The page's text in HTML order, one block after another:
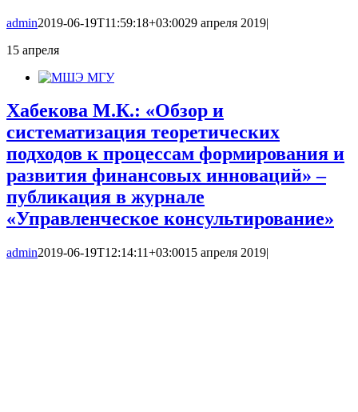
admin2019-06-19T11:59:18+03:0029 апреля 2019|
15 апреля
Хабекова М.К.: «Обзор и
систематизация теоретических
подходов к процессам формирования и
развития финансовых инноваций» –
публикация в журнале
«Управленческое консультирование»
admin2019-06-19T12:14:11+03:0015 апреля 2019|